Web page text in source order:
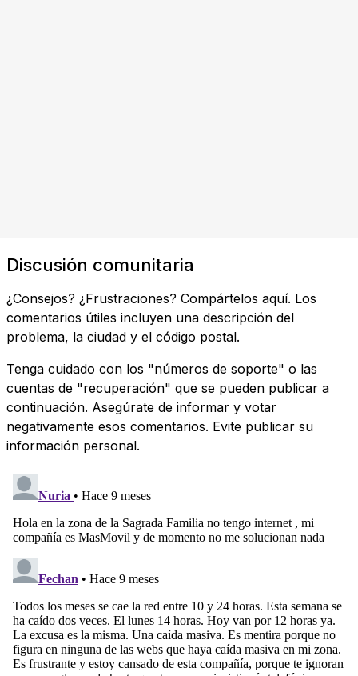
Discusión comunitaria
¿Consejos? ¿Frustraciones? Compártelos aquí. Los
comentarios útiles incluyen una descripción del
problema, la ciudad y el código postal.
Tenga cuidado con los "números de soporte" o las
cuentas de "recuperación" que se pueden publicar a
continuación. Asegúrate de informar y votar
negativamente esos comentarios. Evite publicar su
información personal.